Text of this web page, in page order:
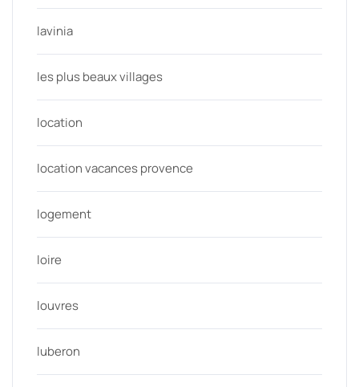
lavinia
les plus beaux villages
location
location vacances provence
logement
loire
louvres
luberon